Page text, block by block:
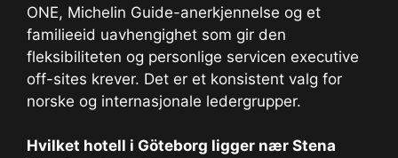
ONE, Michelin Guide-anerkjennelse og et
familieeid uavhengighet som gir den
fleksibiliteten og personlige servicen executive
off-sites krever. Det er et konsistent valg for
norske og internasjonale ledergrupper.
Hvilket hotell i Göteborg ligger nær Stena